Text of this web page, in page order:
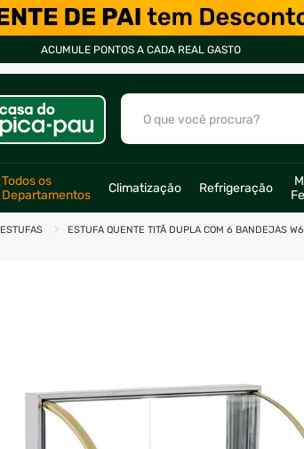
ACUMULE PONTOS A CADA REAL GASTO
O que você procura?
Todos os
Departamentos
Climatização Refrigeração
ESTUFAS ESTUFA QUENTE TITÃ DUPLA COM 6 BANDEJAS
2
freezer
7º
motosserra